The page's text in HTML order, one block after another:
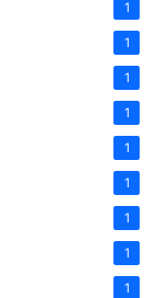
1
1
1
1
1
1
1
1
1